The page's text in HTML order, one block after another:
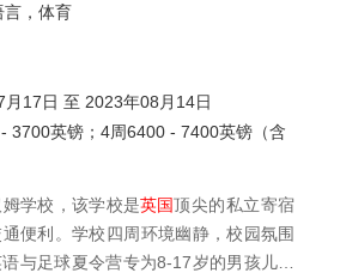
言，体育
月17日 至 2023年08月14日
3700英镑；4周6400 - 7400英镑（含
学校，该学校是英国顶尖的私立寄宿
便利。学校四周环境幽静，校园氛围
与足球夏令营专为8-17岁的男孩儿准